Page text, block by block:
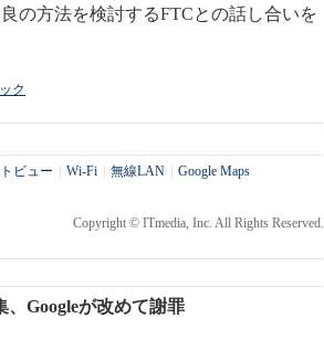
の方法を検討するFTCとの話し合いを
ク
ビュー Wi-Fi 無線LAN Google Maps
Copyright © ITmedia, Inc. All Rights Reserved.
Googleが改めて謝罪